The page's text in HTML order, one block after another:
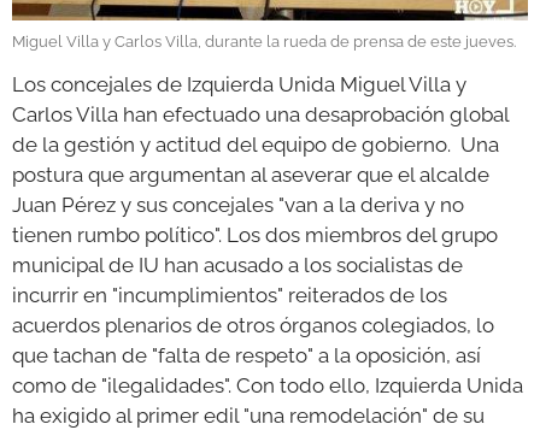
Miguel Villa y Carlos Villa, durante la rueda de prensa de este jueves.
Los concejales de Izquierda Unida Miguel Villa y
Carlos Villa han efectuado una desaprobación global
de la gestión y actitud del equipo de gobierno. Una
postura que argumentan al aseverar que el alcalde
Juan Pérez y sus concejales "van a la deriva y no
tienen rumbo político". Los dos miembros del grupo
municipal de IU han acusado a los socialistas de
incurrir en "incumplimientos" reiterados de los
acuerdos plenarios de otros órganos colegiados, lo
que tachan de "falta de respeto" a la oposición, así
como de "ilegalidades". Con todo ello, Izquierda Unida
ha exigido al primer edil "una remodelación" de su